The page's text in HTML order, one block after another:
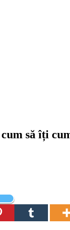
să îți